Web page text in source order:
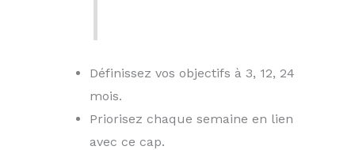
Définissez vos objectifs à 3, 12, 24
mois.
Priorisez chaque semaine en lien
avec ce cap.